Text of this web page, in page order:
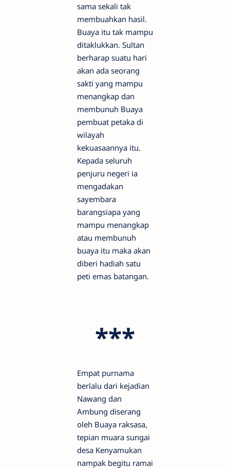
sama sekali tak
membuahkan hasil.
Buaya itu tak mampu
ditaklukkan. Sultan
berharap suatu hari
akan ada seorang
sakti yang mampu
menangkap dan
membunuh Buaya
pembuat petaka di
wilayah
kekuasaannya itu.
Kepada seluruh
penjuru negeri ia
mengadakan
sayembara
barangsiapa yang
mampu menangkap
atau membunuh
buaya itu maka akan
diberi hadiah satu
peti emas batangan.
***
Empat purnama
berlalu dari kejadian
Nawang dan
Ambung diserang
oleh Buaya raksasa,
tepian muara sungai
desa Kenyamukan
nampak begitu ramai